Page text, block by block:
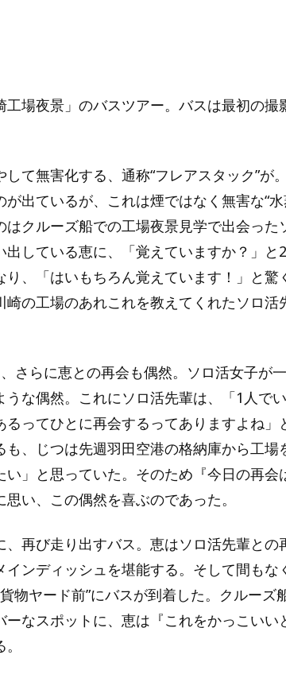
工場夜景」のバスツアー。バスは最初の撮
て無害化する、通称“フレアスタック”が
出ているが、これは煙ではなく無害な“水
クルーズ船での工場夜景見学で出会った
している恵に、「覚えていますか？」と
、「はいもちろん覚えています！」と驚
崎の工場のあれこれを教えてくれたソロ活
さらに恵との再会も偶然。ソロ活女子が
うな偶然。これにソロ活先輩は、「1人で
るってひとに再会するってありますよね」
、じつは先週羽田空港の格納庫から工場
」と思っていた。そのため『今日の再会
い、この偶然を喜ぶのであった。
再び走り出すバス。恵はソロ活先輩との
インディッシュを堪能する。そして間もな
物ヤード前”にバスが到着した。クルーズ
なスポットに、恵は『これをかっこいい